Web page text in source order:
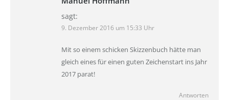
sagt:
9. Dezember 2016 um 15:33 Uhr
Mit so einem schicken Skizzenbuch hätte man
gleich eines für einen guten Zeichenstart ins Jahr
2017 parat!
Antworten